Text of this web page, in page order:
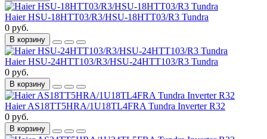
Haier HSU-18HTT03/R3/HSU-18HTT03/R3 Tundra
0 руб.
В корзину
Haier HSU-24HTT103/R3/HSU-24HTT103/R3 Tundra
0 руб.
В корзину
Haier AS18TT5HRA/1U18TL4FRA Tundra Inverter R32
0 руб.
В корзину